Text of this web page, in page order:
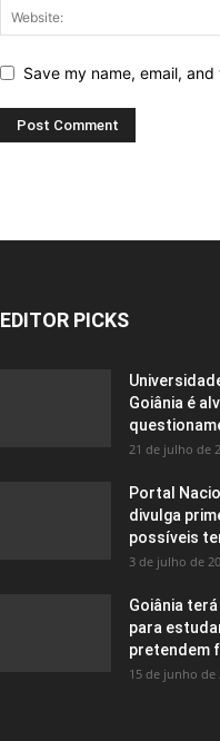
Save my name, email,
EDITOR PICKS
Goiânia é
21 de julho de
Portal
divulga
possíveis
3 de julho de
Goiânia
para
pretendem
15 de junho de